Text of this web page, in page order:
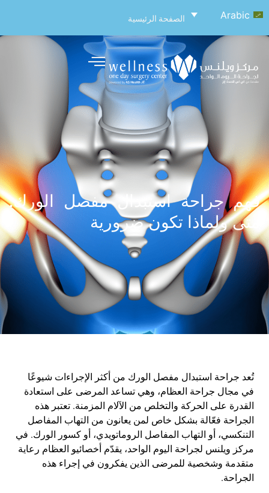
Arabic الصفحة الرئيسية
فهم جراحة استبدال مفصل الورك:
متى ولماذا تكون ضرورية
تُعد جراحة استبدال مفصل الورك من أكثر الإجراءات شيوعًا
في مجال جراحة العظام، وهي تساعد المرضى على استعادة
القدرة على الحركة والتخلص من الآلام المزمنة. تعتبر هذه
الجراحة فعّالة بشكل خاص لمن يعانون من التهاب المفاصل
التنكسي، أو التهاب المفاصل الروماتويدي، أو كسور الورك. في
مركز ويلنس لجراحة اليوم الواحد، يقدّم أخصائيو العظام رعاية
متقدمة وشخصية للمرضى الذين يفكرون في إجراء هذه
الجراحة.